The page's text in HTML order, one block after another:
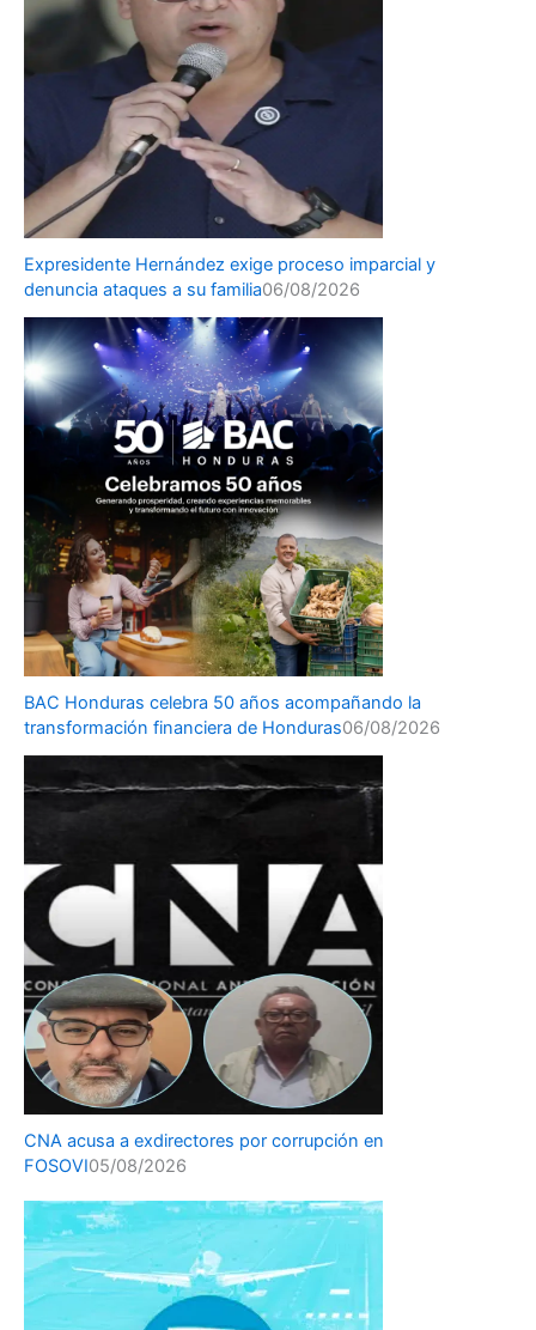
Expresidente Hernández exige proceso imparcial y
denuncia ataques a su familia06/08/2026
BAC Honduras celebra 50 años acompañando la
transformación financiera de Honduras06/08/2026
CNA acusa a exdirectores por corrupción en
FOSOVI05/08/2026